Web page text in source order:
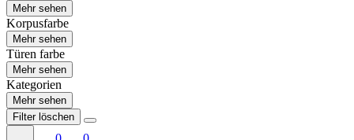
Mehr sehen
Korpusfarbe
Mehr sehen
Türen farbe
Mehr sehen
Kategorien
Mehr sehen
Filter löschen